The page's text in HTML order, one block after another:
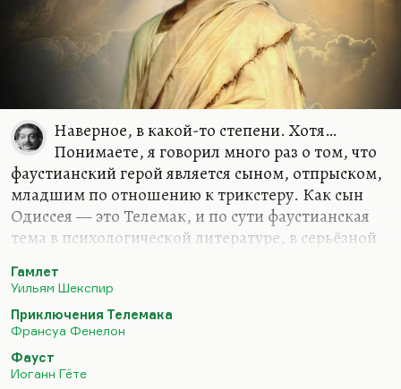
Наверное, в какой-то степени. Хотя…
Понимаете, я говорил много раз о том, что
фаустианский герой является сыном, отпрыском,
младшим по отношению к трикстеру. Как сын
Одиссея — это Телемак, и по сути фаустианская
тема в психологической литературе, в серьёзной
Телемака». Потому что сын трикстера — это
мыслитель, это неудачник, это такой задумчивый
путник, а вовсе не удачливый шутник, бродячий
учитель. Апостол Павел выступает по отношению
к Христу как наследник, он же не прямой его
Гамлет
Уильям Шекспир
Приключения Телемака
Франсуа Фенелон
Фауст
Иоганн Гёте